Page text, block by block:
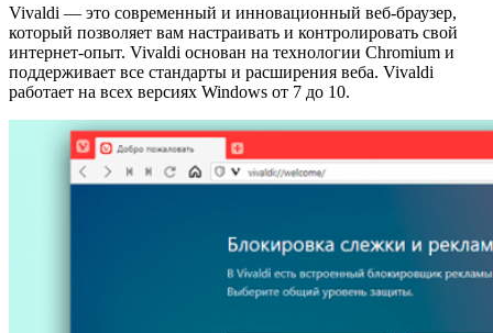
Vivaldi — это современный и инновационный веб-браузер,
который позволяет вам настраивать и контролировать свой
интернет-опыт. Vivaldi основан на технологии Chromium и
поддерживает все стандарты и расширения веба. Vivaldi
работает на всех версиях Windows от 7 до 10.